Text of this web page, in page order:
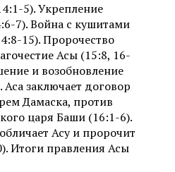
5). Укрепление
7). Война с кушитами
15). Пророчество
Асы (15:8, 16-
и возобновление
заключает договор
Дамаска, против
царя Баши (16:1-6).
Асу и пророчит
Итоги правления Асы